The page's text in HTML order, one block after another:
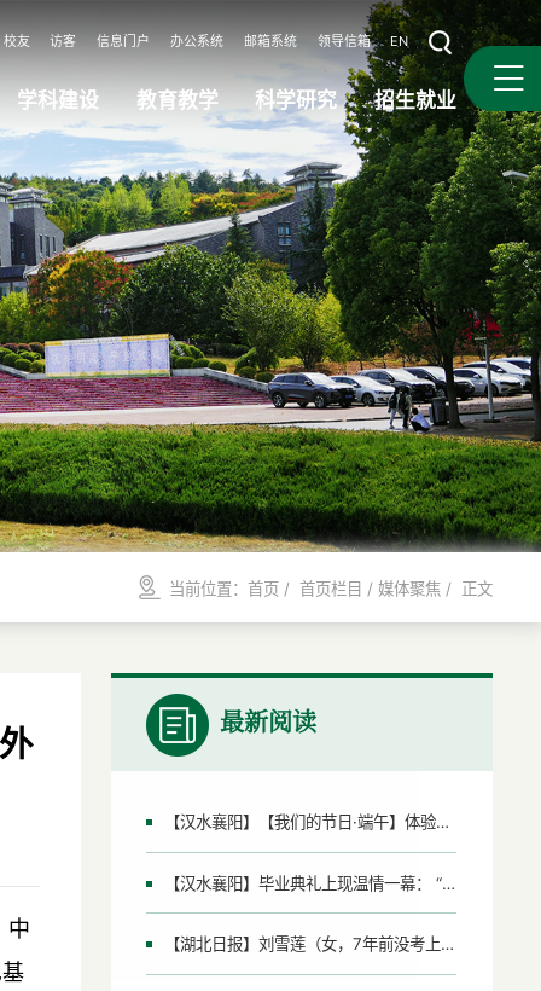
校友 访客 信息门户 办公系统 邮箱系统 领导信箱 EN
学科建设 教育教学 科学研究 招生就业
当前位置： 首页/ 首页栏目 / 媒体聚焦/ 正文
中
最新阅读
【汉水襄阳】【我们的节日·端午】体验端午文化 品味地道中国节
【汉水襄阳】毕业典礼上现温情一幕： “母子同台”接受拨穗礼
【湖北日报】刘雪莲（女，7年前没考上高中），被“双一流”大学录取！